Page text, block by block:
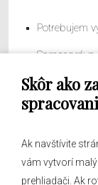
Skôr ako
Ak navštívite
vám vytvorí
prehliadači. Ak
Potrebujem
Samospráva
Obecný úrad
O obci